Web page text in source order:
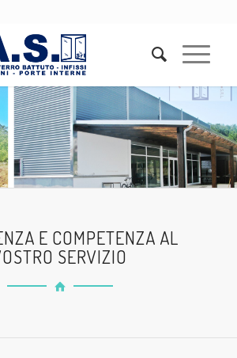
E COMPETENZA AL
SERVIZIO